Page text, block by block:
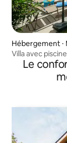
Hébergement ⋅
Villa avec
Le